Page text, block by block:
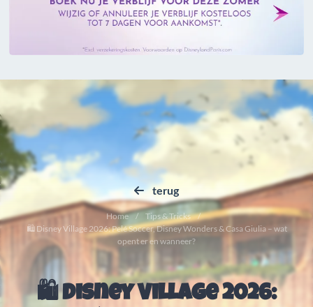
terug
Home
Tips & Tricks
🛍️ Disney Village 2026: Pelé Soccer, Disney Wonders & Casa Giulia – wat
opent er en wanneer?
🛍️ Disney Village 2026: